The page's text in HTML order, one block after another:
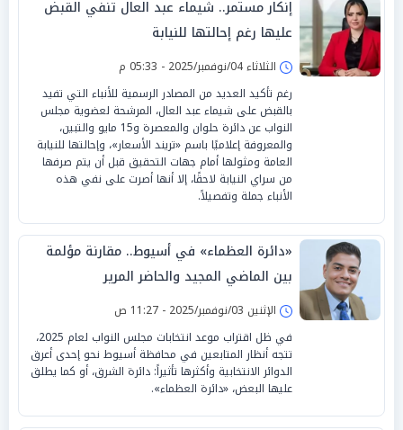
إنكار مستمر.. شيماء عبد العال تنفي القبض
عليها رغم إحالتها للنيابة
الثلاثاء 04/نوفمبر/2025 - 05:33 م
رغم تأكيد العديد من المصادر الرسمية للأنباء التي تفيد
بالقبض على شيماء عبد العال، المرشحة لعضوية مجلس
النواب عن دائرة حلوان والمعصرة و15 مايو والتبين،
والمعروفة إعلاميًا باسم «تريند الأسعار»، وإحالتها للنيابة
العامة ومثولها أمام جهات التحقيق قبل أن يتم صرفها
من سراي النيابة لاحقًا، إلا أنها أصرت على نفي هذه
الأنباء جملة وتفصيلاً.
«دائرة العظماء» في أسيوط.. مقارنة مؤلمة
بين الماضي المجيد والحاضر المرير
الإثنين 03/نوفمبر/2025 - 11:27 ص
في ظل اقتراب موعد انتخابات مجلس النواب لعام 2025،
تتجه أنظار المتابعين في محافظة أسيوط نحو إحدى أعرق
الدوائر الانتخابية وأكثرها تأثيراً: دائرة الشرق، أو كما يطلق
عليها البعض، «دائرة العظماء».